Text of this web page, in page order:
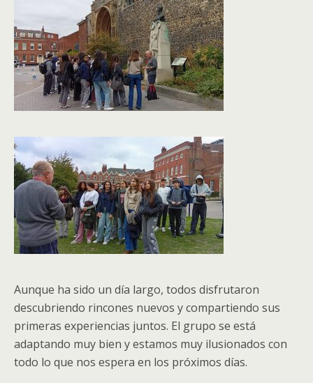
Aunque ha sido un día largo, todos disfrutaron
descubriendo rincones nuevos y compartiendo sus
primeras experiencias juntos. El grupo se está
adaptando muy bien y estamos muy ilusionados con
todo lo que nos espera en los próximos días.